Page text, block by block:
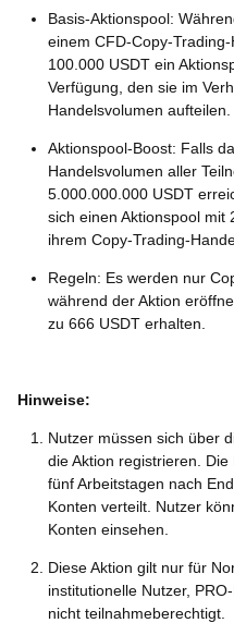
Basis-Aktionspool:
einem CFD-Copy-
100.000 USDT ein
Verfügung, den sie im
Handelsvolumen aufteilen.
Aktionspool-Boost: Falls
Handelsvolumen aller
5.000.000.000 USDT
sich einen Aktionspool mit
ihrem Copy-Trading-
Regeln: Es werden nur
während der Aktion
zu 666 USDT erhalten.
Hinweise:
Nutzer müssen sich über
die Aktion registrieren.
fünf Arbeitstagen nach
Konten verteilt. Nutzer
Konten einsehen.
Diese Aktion gilt nur für
institutionelle Nutzer,
nicht teilnahmeberechtigt.